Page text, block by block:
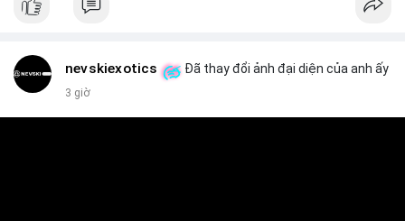
nevskiexotics Đã thay đổi ảnh đại diện của anh ấy
3 giờ